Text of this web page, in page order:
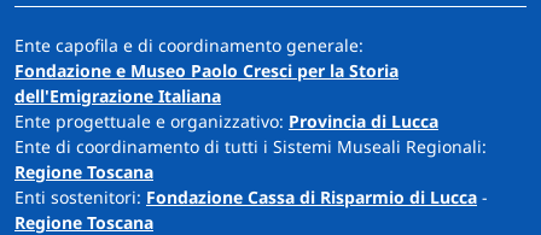
Ente capofila e di coordinamento generale:
Fondazione e Museo Paolo Cresci per la Storia
dell'Emigrazione Italiana
Ente progettuale e organizzativo: Provincia di Lucca
Ente di coordinamento di tutti i Sistemi Museali Regionali:
Regione Toscana
Enti sostenitori: Fondazione Cassa di Risparmio di Lucca -
Regione Toscana